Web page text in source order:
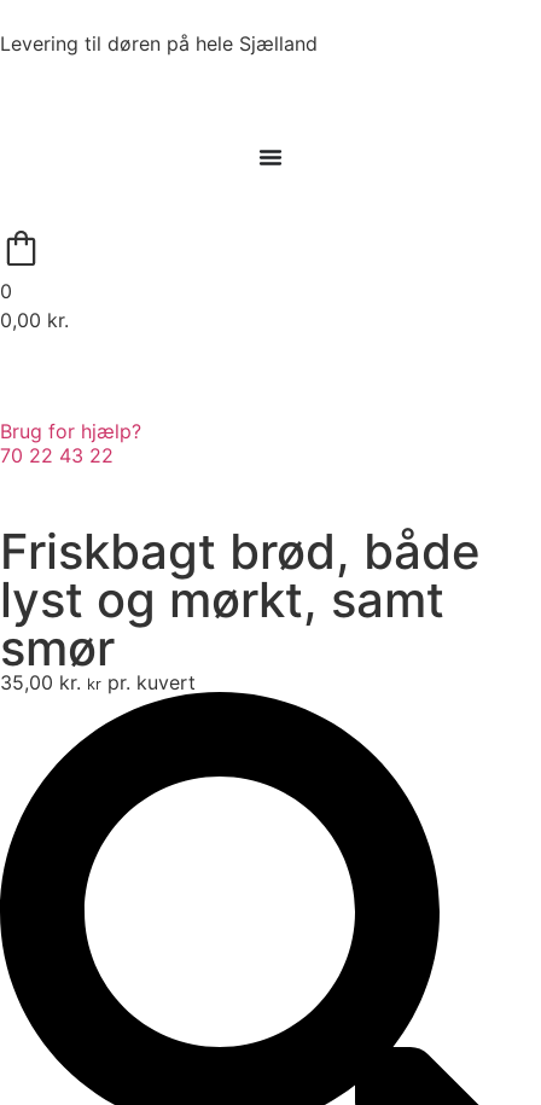
Levering til døren på hele Sjælland
0
0,00 kr.
Brug for hjælp?
70 22 43 22
Friskbagt brød, både
lyst og mørkt, samt
smør
35,00 kr. kr pr. kuvert